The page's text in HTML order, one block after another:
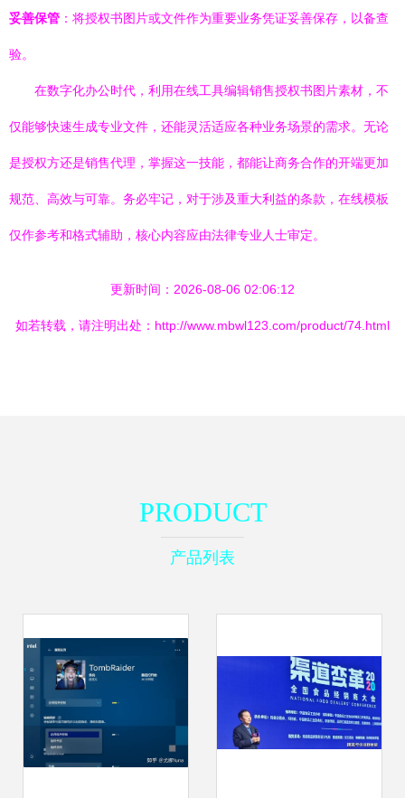
妥善保管 ：将授权书图片或文件作为重要业务凭证妥善保存，以备查
验。
在数字化办公时代，利用在线工具编辑销售授权书图片素材，不
仅能够快速生成专业文件，还能灵活适应各种业务场景的需求。无论
是授权方还是销售代理，掌握这一技能，都能让商务合作的开端更加
规范、高效与可靠。务必牢记，对于涉及重大利益的条款，在线模板
仅作参考和格式辅助，核心内容应由法律专业人士审定。
更新时间：2026-08-06 02:06:12
如若转载，请注明出处：http://www.mbwl123.com/product/74.html
PRODUCT
产品列表